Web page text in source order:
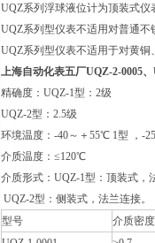
UQZ系列浮球液位计为顶装式
UQZ系列型仪表不适用对普通
UQZ系列型仪表不适用于对黄
上海自动化表五厂UQZ-2-0005
精确度：UQZ-1型：2级
UQZ-2型：2.5级
环境温度：-40～＋55℃ 1型 ，-
介质温度：≤120℃
介质形式：UQZ-1型：顶装式，
UQZ-2型：侧装式，法兰连接。
型号
介质密